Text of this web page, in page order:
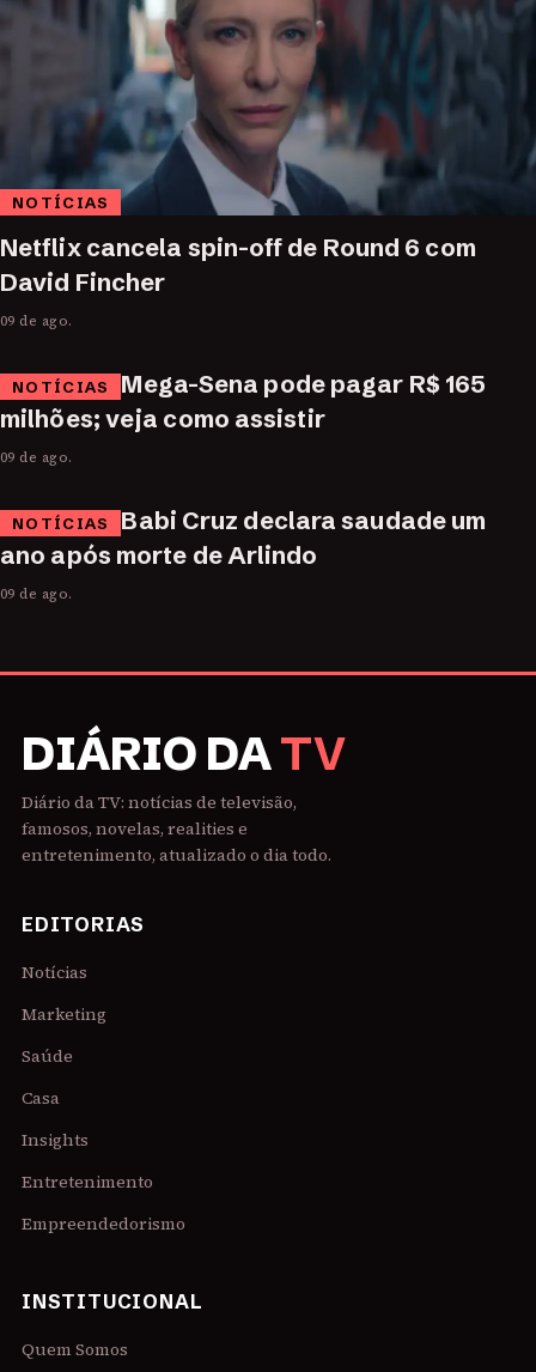
NOTÍCIAS
Netflix cancela spin-off de Round 6 com
David Fincher
09 de ago.
NOTÍCIAS
Mega-Sena pode pagar R$ 165
milhões; veja como assistir
09 de ago.
NOTÍCIAS
Babi Cruz declara saudade um
ano após morte de Arlindo
09 de ago.
DIÁRIO DATV
Diário da TV: notícias de televisão,
famosos, novelas, realities e
entretenimento, atualizado o dia todo.
EDITORIAS
Notícias
Marketing
Saúde
Casa
Insights
Entretenimento
Empreendedorismo
INSTITUCIONAL
Quem Somos